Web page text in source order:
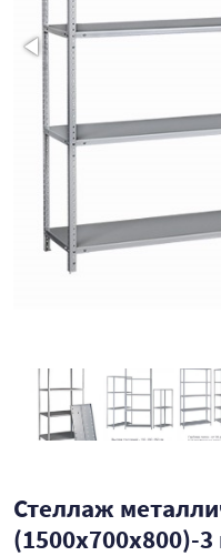
Стеллаж
(1500х700х800)-